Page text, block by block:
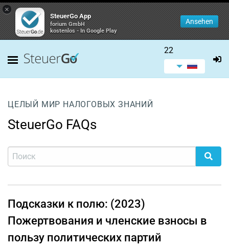
×
SteuerGo App
forium GmbH
kostenlos - In Google Play
Ansehen
22
ЦЕЛЫЙ МИР НАЛОГОВЫХ ЗНАНИЙ
SteuerGo FAQs
Подсказки к полю: (2023)
Пожертвования и членские взносы в
пользу политических партий